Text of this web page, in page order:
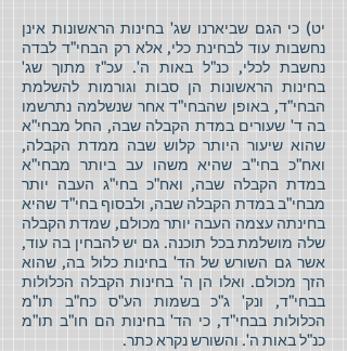
יט) כי הגם שביארנו שג' בחינות הראשונות אינן
נחשבות עוד לבחינת כלי, אלא רק הבחי"ד לבדה
נחשבת לכלי, כנ"ל באות ה'. עכ"ז מתוך שג'
בחינות הראשונות הן סבות וגורמות להשלמת
הבחי"ד, באופן שהבחי"ד אחר שנשלמה נתרשמו
בה ד' שעורים במדת הקבלה שבה, החל מבחי"א
שהוא שיעור היותר קלוש שבה ממדת הקבלה,
ואח"כ בחי"ב שהיא משהו עב ביותר מבחי"א
במדת הקבלה שבה, ואח"כ בחי"ג העבה יותר
מבחי"ב במדת הקבלה שבה, ולבסוף בחי"ד שהיא
בחינתה עצמה העבה יותר מכולם, שמדת הקבלה
שלה מושלמת בכל תוכנה. גם יש להבחין בה עוד,
אשר גם השורש של הד' בחינות כלול בה, שהוא
הזך מכולם. ואלו הן ה' בחינות הקבלה הכלולות
בבחי"ד, ונק' ג"כ בשמות הע"ס כח"ב תו"מ
הכלולות בבחי"ד, כי הד' בחינות הם חו"ב תו"מ
כנ"ל באות ה'. והשורש נקרא כתר.